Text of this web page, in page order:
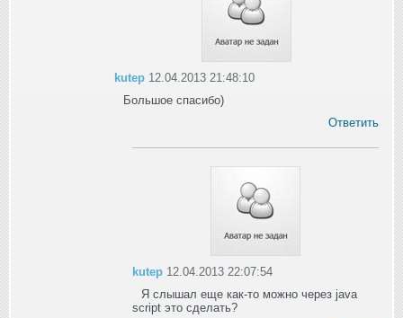
kutep 12.04.2013 21:48:10
Большое спасибо)
Ответить
kutep 12.04.2013 22:07:54
Я слышал еще как-то можно через java
script это сделать?